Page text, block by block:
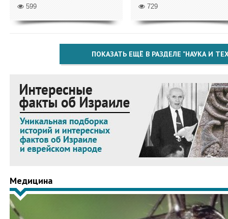
599 729
ПОКАЗАТЬ ЕЩЁ В РАЗДЕЛЕ "НАУКА И
Медицина